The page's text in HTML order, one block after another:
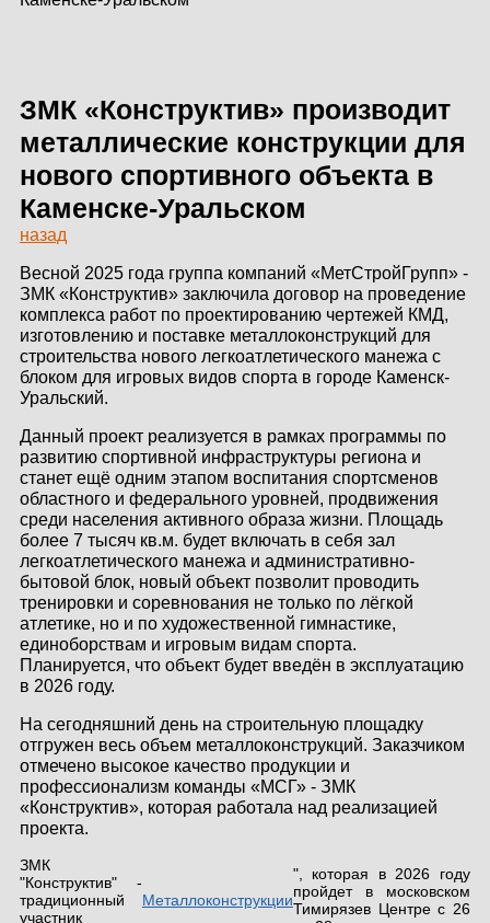
ПРОЕКТИРОВАНИЕ
БЫСТРОВОЗВОДИМЫЕ
ЗДАНИЯ
О ЗАВОДЕ
КАЧЕСТВО
МОНТАЖ
НОВОСТИ
КОНТАКТЫ
ЛИЧНЫЙ КАБИНЕТ
ЛИЧНЫЙ КАБИНЕТ
КЛИЕНТА
ЗМК «Конструктив» производит
металлические конструкции для
нового спортивного объекта в
Каменске-Уральском
назад
Весной 2025 года группа компаний «МетСтройГрупп» -
ЗМК «Конструктив» заключила договор на проведение
комплекса работ по проектированию чертежей КМД,
изготовлению и поставке металлоконструкций для
строительства нового легкоатлетического манежа с
блоком для игровых видов спорта в городе Каменск-
Уральский.
Данный проект реализуется в рамках программы по
развитию спортивной инфраструктуры региона и
станет ещё одним этапом воспитания спортсменов
областного и федерального уровней, продвижения
среди населения активного образа жизни. Площадь
более 7 тысяч кв.м. будет включать в себя зал
легкоатлетического манежа и административно-
бытовой блок, новый объект позволит проводить
тренировки и соревнования не только по лёгкой
атлетике, но и по художественной гимнастике,
единоборствам и игровым видам спорта.
Планируется, что объект будет введён в эксплуатацию
в 2026 году.
На сегодняшний день на строительную площадку
отгружен весь объем металлоконструкций. Заказчиком
отмечено высокое качество продукции и
профессионализм команды «МСГ» - ЗМК
«Конструктив», которая работала над реализацией
проекта.
ЗМК
"Конструктив" -
традиционный
участник
Металлоконструкции
", которая в 2026 году
пройдет в московском
Тимирязев Центре с 26